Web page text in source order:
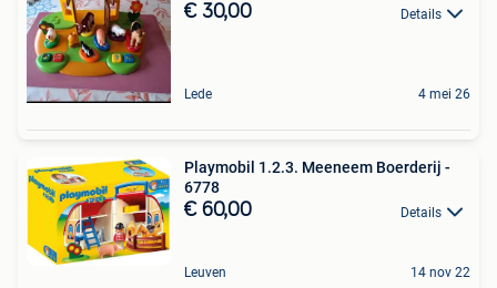
€ 30,00 Details
Lede 4 mei 26
Playmobil 1.2.3. Meeneem Boerderij -
6778
€ 60,00 Details
Leuven 14 nov 22